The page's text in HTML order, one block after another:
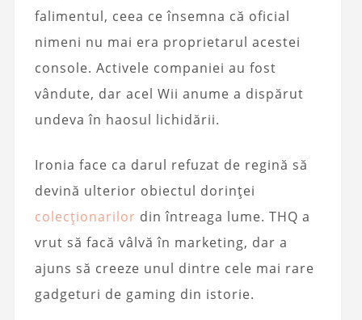
falimentul, ceea ce însemna că oficial
nimeni nu mai era proprietarul acestei
console. Activele companiei au fost
vândute, dar acel Wii anume a dispărut
undeva în haosul lichidării.
Ironia face ca darul refuzat de regină să
devină ulterior obiectul dorinței
colecționarilor din întreaga lume. THQ a
vrut să facă vâlvă în marketing, dar a
ajuns să creeze unul dintre cele mai rare
gadgeturi de gaming din istorie.